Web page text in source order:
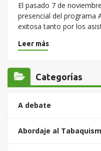
El pasado 7 de
presencial del programa
exitosa tanto por los
Leer más
Categorías
A debate
Abordaje al